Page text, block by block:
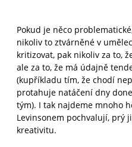
Pokud je něco
nikoliv to ztvárněné v
kritizovat, pak nikoliv za to,
ale za to, že má údajně
(kupříkladu tím, že chodí
protahuje natáčení dny
tým). I tak najdeme mnoho
Levinsonem pochvalují, prý
kreativitu.